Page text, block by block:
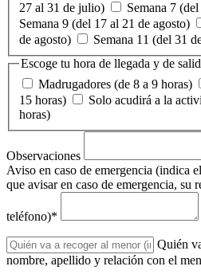
27 al 31 de julio)
Semana 7
Semana 9 (del 17 al 21 de agosto)
de agosto)
Semana 11 (del 31
Escoge tu hora de llegada y de
Madrugadores (de 8 a 9 horas)
15 horas)
Solo acudirá a la
horas)
Observaciones
Aviso en caso de emergencia (indica
que avisar en caso de emergencia, su
teléfono)*
Quién
nombre, apellido y relación con el